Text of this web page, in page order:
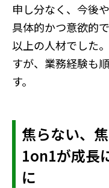
申し分なく、今後
具体的かつ意欲的
以上の人材でした
すが、業務経験も
す。
焦らない、
1on1が成長
に